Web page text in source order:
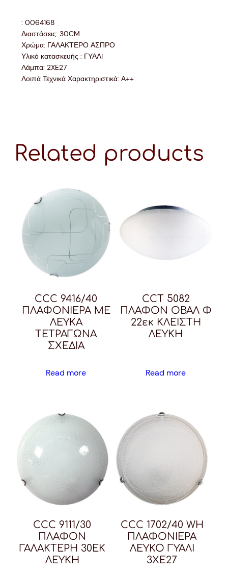
: 0064168
Διαστάσεις: 30CM
Χρώμα: ΓΑΛΑΚΤΕΡΟ ΑΣΠΡΟ
Υλικό κατασκευής : ΓΥΑΛI
Λάμπα: 2XE27
Λοιπά Τεχνικά Χαρακτηριστικά: Α++
Related products
CCC 9416/40
ΠΛΑΦΟΝΙΕΡΑ ΜΕ
ΛΕΥΚΑ
ΤΕΤΡΑΓΩΝΑ
ΣΧΕΔΙΑ
Read more
CCT 5082
ΠΛΑΦΟΝ ΟΒΑΛ Φ
22εκ ΚΛΕΙΣΤΗ
ΛΕΥΚΗ
Read more
CCC 9111/30
ΠΛΑΦΟΝ
ΓΑΛΑΚΤΕΡΗ 30ΕΚ
ΛΕΥΚΗ
CCC 1702/40 WH
ΠΛΑΦΟΝΙΕΡΑ
ΛΕΥΚΟ ΓΥΑΛΙ
3ΧΕ27